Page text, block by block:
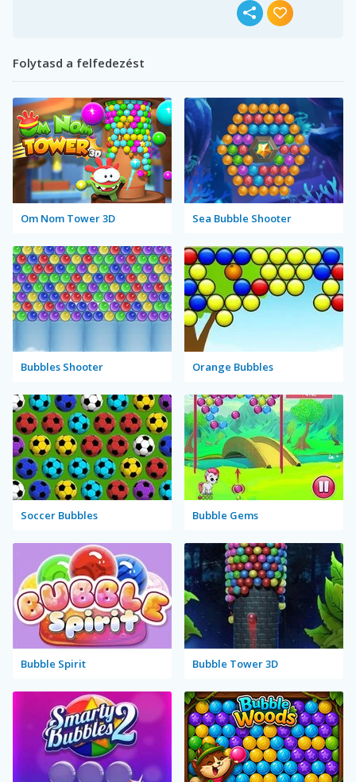
Folytasd a felfedezést
Om Nom Tower 3D Sea Bubble Shooter
Bubbles Shooter Orange Bubbles
Soccer Bubbles Bubble Gems
Bubble Spirit Bubble Tower 3D